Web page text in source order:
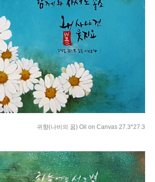
귀향(나비의 꿈) Oil on Canvas 27.3*27.3